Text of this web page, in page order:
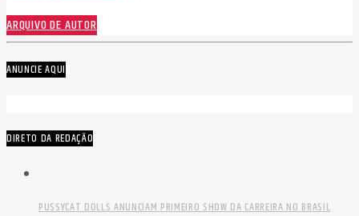
ARQUIVO DE AUTOR
ANUNCIE AQUI
DIRETO DA REDAÇÃO
PUSSYCAT DOLLS ANUNCIAM PRIMEIRO SHOW DA CARREIRA NO BRASIL